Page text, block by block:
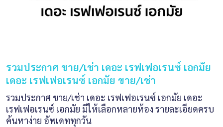
รวมประกาศ ขาย/เช่า เดอะ เรฟเฟอเรนซ์ เอกมัย
เดอะ เรฟเฟอเรนซ์ เอกมัย ขาย/เช่า
รวมประกาศ ขาย/เช่า เดอะ เรฟเฟอเรนซ์ เอกมัย เดอะ
เรฟเฟอเรนซ์ เอกมัย มีให้เลือกหลายห้อง รายละเอียดครบ
ค้นหาง่าย อัพเดททุกวัน